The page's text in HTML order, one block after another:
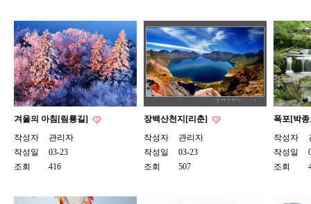
겨울의 아침[림룡길]
작성자
관리자
작성일
03-23
조회
416
장백산천지[리춘]
작성자
관리자
작성일
03-23
조회
507
폭포[박
작성자
작성일
조회